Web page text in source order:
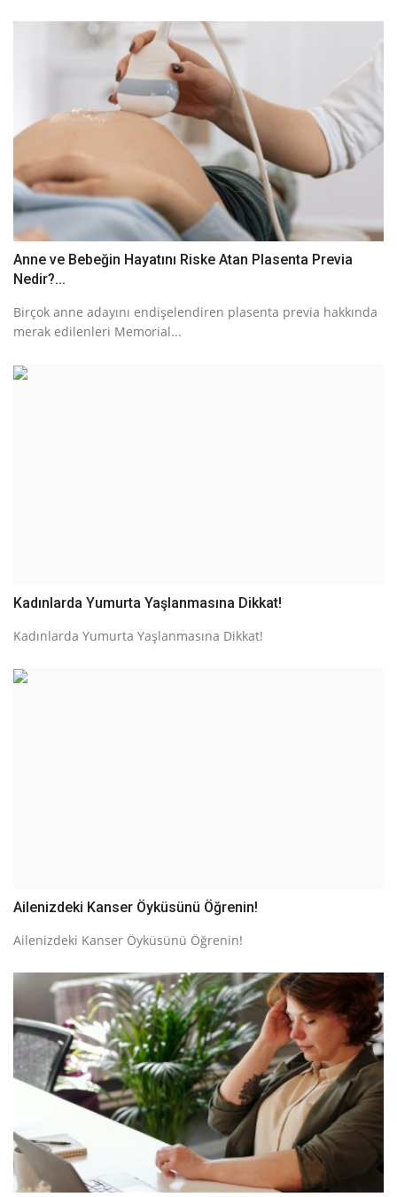
Anne ve Bebeğin Hayatını Riske Atan Plasenta Previa
Nedir?...
Birçok anne adayını endişelendiren plasenta previa hakkında
merak edilenleri Memorial...
Kadınlarda Yumurta Yaşlanmasına Dikkat!
Kadınlarda Yumurta Yaşlanmasına Dikkat!
Ailenizdeki Kanser Öyküsünü Öğrenin!
Ailenizdeki Kanser Öyküsünü Öğrenin!